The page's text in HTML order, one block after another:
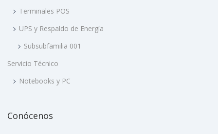
Terminales POS
UPS y Respaldo de Energía
Subsubfamilia 001
Servicio Técnico
Notebooks y PC
Conócenos